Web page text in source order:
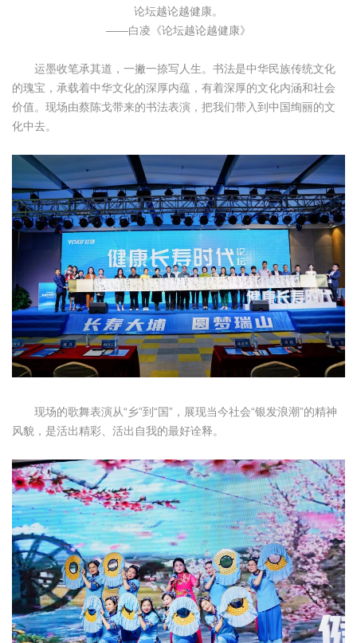
论坛越论越健康。
——白凌《论坛越论越健康》
运墨收笔承其道，一撇一捺写人生。书法是中华民族传统文化
的瑰宝，承载着中华文化的深厚内蕴，有着深厚的文化内涵和社会
价值。现场由蔡陈戈带来的书法表演，把我们带入到中国绚丽的文
化中去。
现场的歌舞表演从“乡”到“国”，展现当今社会“银发浪潮”的精神
风貌，是活出精彩、活出自我的最好诠释。